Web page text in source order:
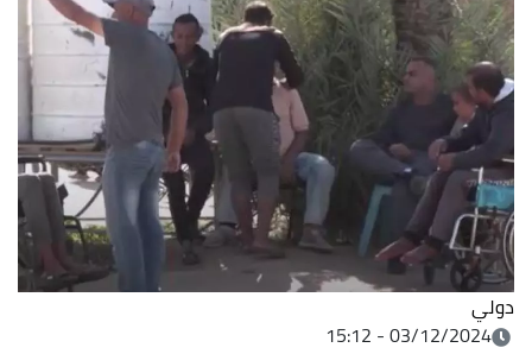
دولي
03/12/2024 - 15:12